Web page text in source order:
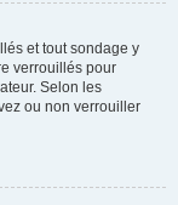
et tout sondage y
verrouillés pour
Selon les
ou non verrouiller